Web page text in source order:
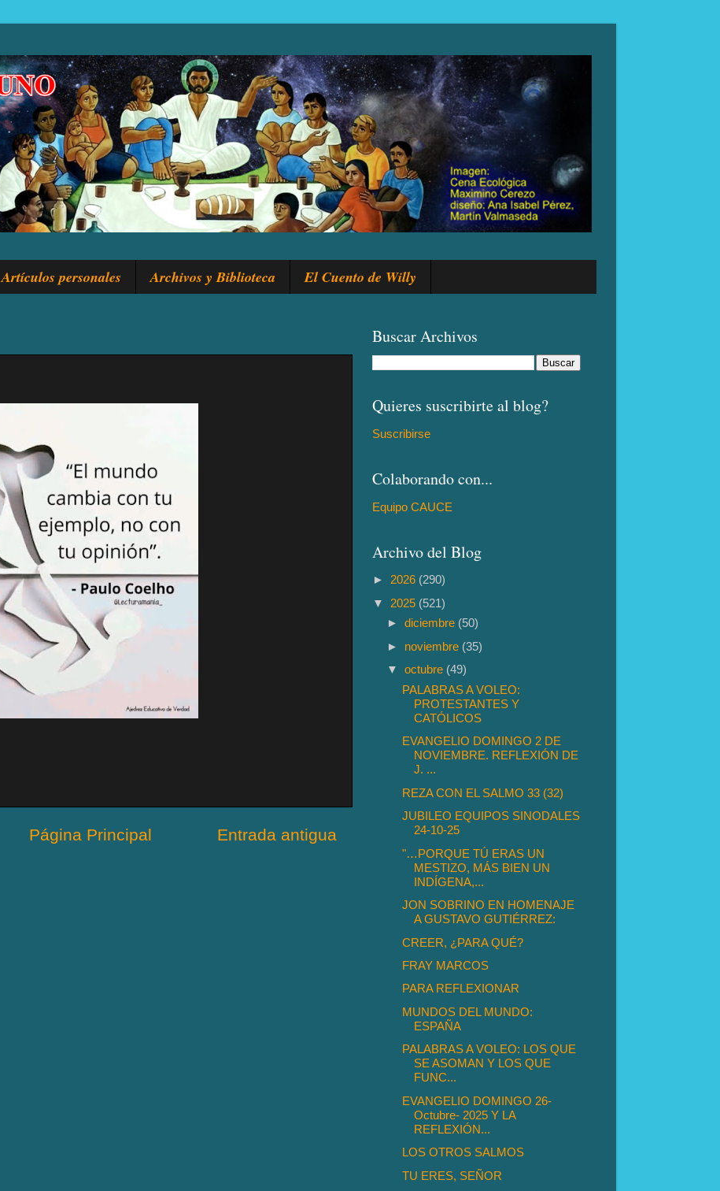
Artículos personales Archivos y Biblioteca El Cuento de Willy
Entrada antigua
Página Principal
Buscar Archivos
Quieres suscribirte al blog?
Suscribirse
Colaborando con...
Equipo CAUCE
Archivo del Blog
► 2026 (290)
▼ 2025 (521)
►diciembre (50)
► noviembre (35)
▼octubre (49)
PALABRAS A VOLEO:
PROTESTANTES Y
CATÓLICOS
EVANGELIO DOMINGO 2 DE
NOVIEMBRE. REFLEXIÓN DE
J. ...
REZA CON EL SALMO 33 (32)
JUBILEO EQUIPOS SINODALES
24-10-25
"…PORQUE TÚ ERAS UN
MESTIZO, MÁS BIEN UN
INDÍGENA,...
JON SOBRINO EN HOMENAJE
A GUSTAVO GUTIÉRREZ:
CREER, ¿PARA QUÉ?
FRAY MARCOS
PARA REFLEXIONAR
MUNDOS DEL MUNDO:
ESPAÑA
PALABRAS A VOLEO: LOS QUE
SE ASOMAN Y LOS QUE
FUNC...
EVANGELIO DOMINGO 26-
Octubre- 2025 Y LA
REFLEXIÓN...
LOS OTROS SALMOS
TU ERES, SEÑOR